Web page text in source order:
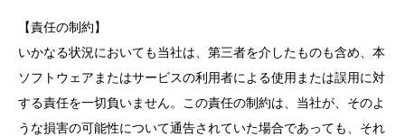
【責任の制約】
いかなる状況においても当社は、第三者を介したものも含め、本
ソフトウェアまたはサービスの利用者による使用または誤用に対
する責任を一切負いません。この責任の制約は、当社が、そのよ
うな損害の可能性について通告されていた場合であっても、それ